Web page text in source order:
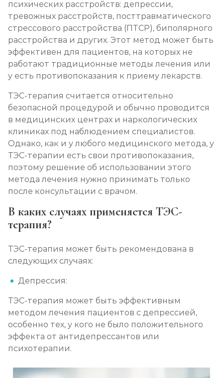
от 2 500 ₽ Записаться
Кодирование Аквилонгом
от 2 850 ₽ Записаться
Кодирование Алгоминалом
от 2 500 ₽
Кодирование препаратом Тетлонг 250
от 3 200 ₽ Записаться
Кодирование Колме
от 3 600 ₽ Записаться
Кодирование с провокацией
от 3 200 ₽
Кодирование СИТ
Кодирование тройной блок
от 5 700 ₽ Записаться
Химический блок от алкоголизма
психических расстройств: депрессии,
тревожных расстройств, посттравматического
стрессового расстройства (ПТСР), биполярного
расстройства и других. Этот метод может быть
эффективен для пациентов, на которых не
работают традиционные методы лечения или
у есть противопоказания к приему лекарств.
ТЭС-терапия считается относительно
безопасной процедурой и обычно проводится
в медицинских центрах и наркологических
клиниках под наблюдением специалистов.
Однако, как и у любого медицинского метода, у
ТЭС-терапии есть свои противопоказания,
поэтому решение об использовании этого
метода лечения нужно принимать только
после консультации с врачом.
В каких случаях применяется ТЭС-
терапия?
ТЭС-терапия может быть рекомендована в
следующих случаях:
Депрессия:
ТЭС-терапия может быть эффективным
методом лечения пациентов с депрессией,
особенно тех, у кого не было положительного
эффекта от антидепрессантов или
психотерапии.